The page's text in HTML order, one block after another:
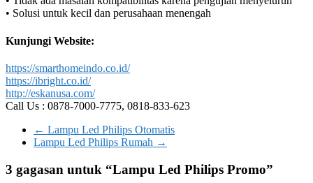
• Solusi untuk kecil dan perusahaan menengah
Kunjungi Website:
https://smarthomeindo.co.id/
https://ibright.co.id/
http://eskanusa.com/
Call Us : 0878-7000-7775, 0818-833-623
← Lampu Led Philips Otomatis
Lampu Led Philips Rumah →
3 gagasan untuk “Lampu Led Philips Promo”